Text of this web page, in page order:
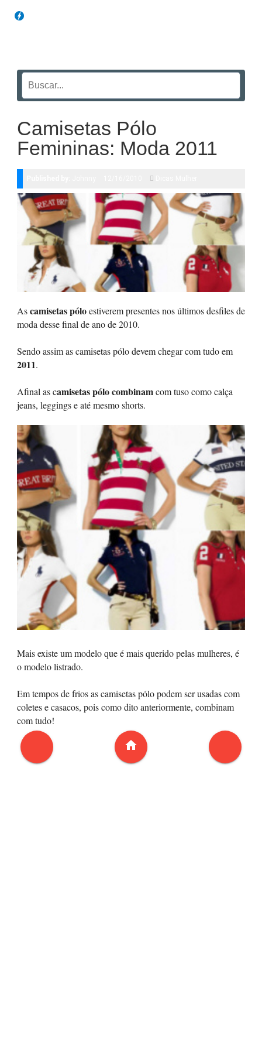
Camisetas Pólo
Femininas: Moda 2011
Ascamisetas póloestiverem presentes nos últimos desfiles de
moda desse final de ano de 2010.
Sendo assim as camisetas pólo devem chegar com tudo em
2011.
Afinal as camisetas pólo combinamcom tuso como calça
jeans, leggings e até mesmo shorts.
Mais existe um modelo que é mais querido pelas mulheres, é
o modelo listrado.
Em tempos de frios as camisetas pólo podem ser usadas com
coletes e casacos, pois como dito anteriormente, combinam
com tudo!